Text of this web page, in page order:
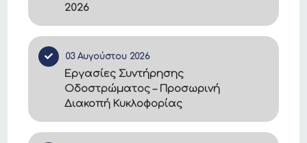
2026
03 Αυγούστου 2026
Εργασίες Συντήρησης
Οδοστρώματος – Προσωρινή
Διακοπή Κυκλοφορίας